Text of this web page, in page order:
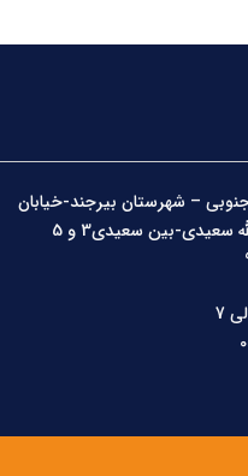
– شهرستان بیرجند-خیابان